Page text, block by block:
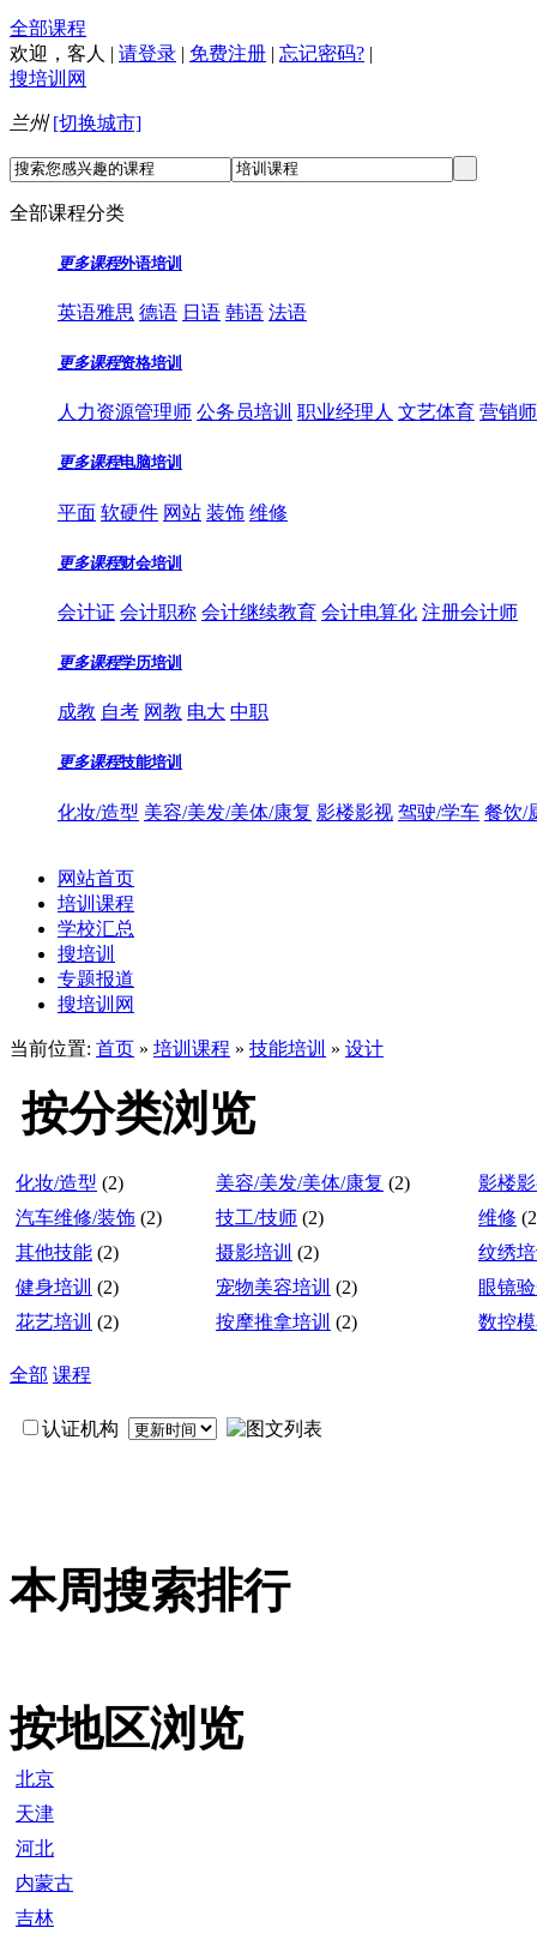
全部课程
欢迎， 客人 | 请登录 | 免费注册 | 忘记密码? |
搜培训网
兰州 [切换城市]
全部课程分类
更多课程外语培训
英语雅思 德语 日语 韩语 法语
更多课程资格培训
人力资源管理师 公务员培训 职业经理人 文艺体育 营销
更多课程电脑培训
平面 软硬件 网站 装饰 维修
更多课程财会培训
会计证 会计职称 会计继续教育 会计电算化 注册会计师
更多课程学历培训
成教 自考 网教 电大 中职
更多课程技能培训
化妆/造型 美容/美发/美体/康复 影楼影视 驾驶/学车 餐饮/
网站首页
培训课程
学校汇总
搜培训
专题报道
搜培训网
当前位置: 首页 » 培训课程 » 技能培训 » 设计
按分类浏览
化妆/造型 (2) 美容/美发/美体/康复 (2)
影楼
汽车维修/装饰 (2) 技工/技师 (2) 维修
其他技能 (2) 摄影培训 (2)
纹绣
健身培训 (2) 宠物美容培训 (2)
眼镜
花艺培训 (2) 按摩推拿培训 (2) 数控
全部 课程
认证机构
本周搜索排行
按地区浏览
北京
天津
河北
内蒙古
吉林